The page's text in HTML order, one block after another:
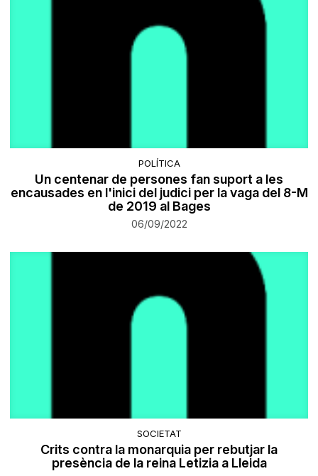
POLÍTICA
Un centenar de persones fan suport a les
encausades en l'inici del judici per la vaga del 8-M
de 2019 al Bages
06/09/2022
SOCIETAT
Crits contra la monarquia per rebutjar la
presència de la reina Letizia a Lleida